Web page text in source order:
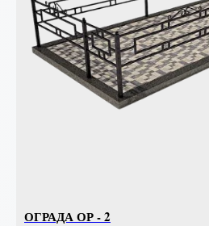
ОГРАДА ОР - 2